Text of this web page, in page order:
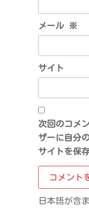
メール ※
サイト
次回のコメ
ザーに自分
サイトを保
日本語が含